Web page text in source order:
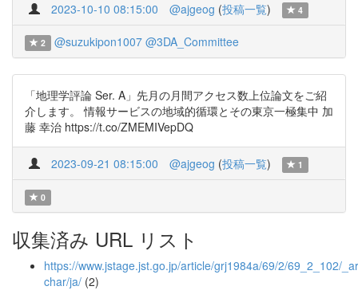
2023-10-10 08:15:00 @ajgeog (投稿一覧) 4
2 @suzukipon1007 @3DA_Committee
「地理学評論 Ser. A」先月の月間アクセス数上位論文をご紹
介します。 情報サービスの地域的循環とその東京一極集中 加
藤 幸治 https://t.co/ZMEMIVepDQ
2023-09-21 08:15:00 @ajgeog (投稿一覧) 1
0
収集済み URL リスト
https://www.jstage.jst.go.jp/article/grj1984a/69/2/69_2_102/
char/ja/ (2)